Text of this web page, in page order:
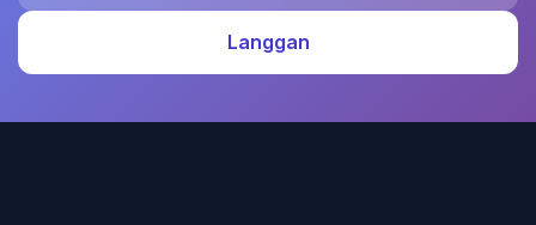
Langgan